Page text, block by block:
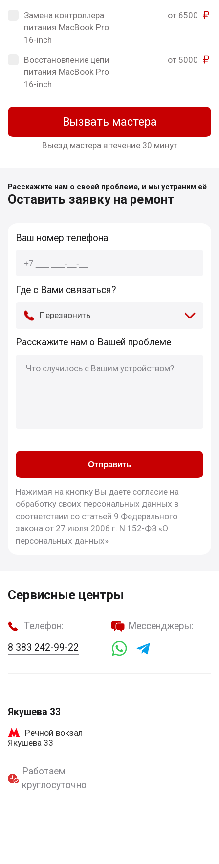
Замена контроллера
питания MacBook Pro
16-inch
от 6500
Восстановление цепи
питания MacBook Pro
16-inch
от 5000
Вызвать мастера
Выезд мастера в течение 30 минут
Расскажите нам о своей проблеме, и мы устраним её
Оставить заявку на ремонт
Ваш номер телефона
Где с Вами связаться?
Перезвонить
Расскажите нам о Вашей проблеме
Отправить
Нажимая на кнопку Вы даете согласие на
обработку своих персональных данных в
соответствии со статьей 9 Федерального
закона от 27 июля 2006 г. N 152-ФЗ «О
персональных данных»
Сервисные центры
Телефон:
8 383 242-99-22
Мессенджеры:
Якушева 33
Речной вокзал
Якушева 33
Работаем
круглосуточно